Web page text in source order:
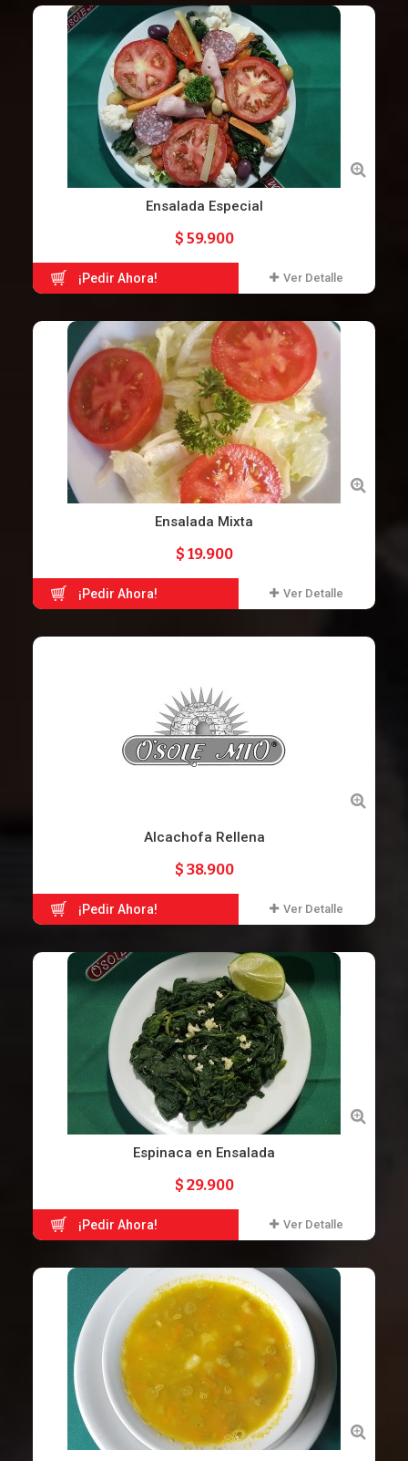
Ensalada Especial
$ 59.900
¡Pedir Ahora! Ver Detalle
Ensalada Mixta
$ 19.900
¡Pedir Ahora! Ver Detalle
Alcachofa Rellena
$ 38.900
¡Pedir Ahora! Ver Detalle
Espinaca en Ensalada
$ 29.900
¡Pedir Ahora! Ver Detalle